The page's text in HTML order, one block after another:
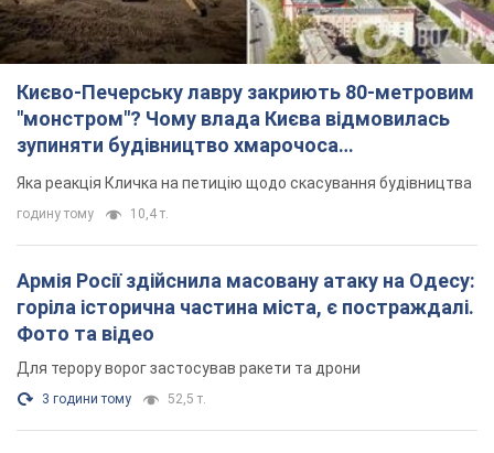
Києво-Печерську лавру закриють 80-метровим
"монстром"? Чому влада Києва відмовилась
зупиняти будівництво хмарочоса
"московського вірянина"
Яка реакція Кличка на петицію щодо скасування будівництва
годину тому 10,4 т.
Армія Росії здійснила масовану атаку на Одесу:
горіла історична частина міста, є постраждалі.
Фото та відео
Для терору ворог застосував ракети та дрони
3 години тому 52,5 т.